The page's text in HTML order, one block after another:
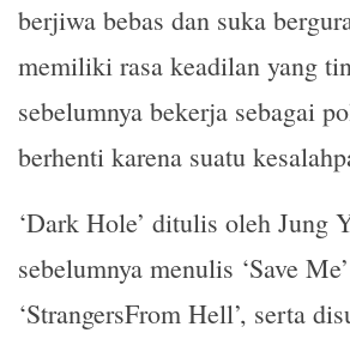
berjiwa bebas dan suka
memiliki rasa keadilan yang
sebelumnya bekerja sebagai
berhenti karena suatu
‘Dark Hole’ ditulis oleh Jung
sebelumnya menulis ‘Save
‘StrangersFrom Hell’, serta